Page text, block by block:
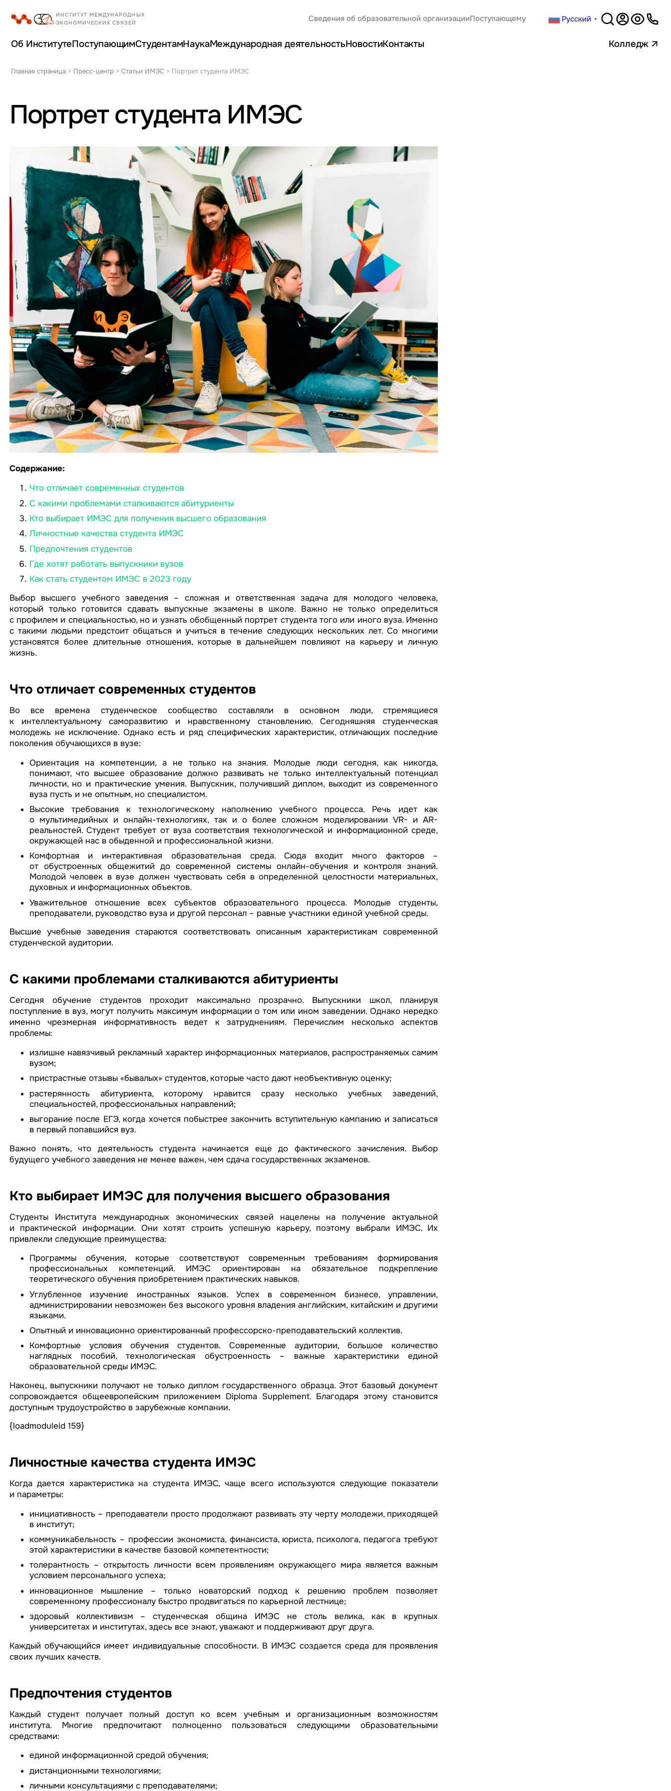
Сведения об образовательной организацииПоступающему Русский ▼
Версия
для
Об ИнститутеПоступающимСтудентамНаукаМеждународная деятельностьНовостиКонтакты Колледж
Главная страница > Пресс-центр >Статьи ИМЭС > Портрет студента ИМЭС
Портрет студента ИМЭС
Содержание:
Что отличает современных студентов
С какими проблемами сталкиваются абитуриенты
Кто выбирает ИМЭС для получения высшего образования
Личностные качества студента ИМЭС
Предпочтения студентов
Где хотят работать выпускники вузов
Как стать студентом ИМЭС в 2023 году
Выбор высшего учебного заведения – сложная и ответственная задача для молодого человека,
который только готовится сдавать выпускные экзамены в школе. Важно не только определиться
с профилем и специальностью, но и узнать обобщенный портрет студента того или иного вуза. Именно
с такими людьми предстоит общаться и учиться в течение следующих нескольких лет. Со многими
установятся более длительные отношения, которые в дальнейшем повлияют на карьеру и личную
жизнь.
Что отличает современных студентов
Во все времена студенческое сообщество составляли в основном люди, стремящиеся
к интеллектуальному саморазвитию и нравственному становлению. Сегодняшняя студенческая
молодежь не исключение. Однако есть и ряд специфических характеристик, отличающих последние
поколения обучающихся в вузе:
Ориентация на компетенции, а не только на знания. Молодые люди сегодня, как никогда,
понимают, что высшее образование должно развивать не только интеллектуальный потенциал
личности, но и практические умения. Выпускник, получивший диплом, выходит из современного
вуза пусть и не опытным, но специалистом.
Высокие требования к технологическому наполнению учебного процесса. Речь идет как
о мультимедийных и онлайн-технологиях, так и о более сложном моделировании VR- и AR-
реальностей. Студент требует от вуза соответствия технологической и информационной среде,
окружающей нас в обыденной и профессиональной жизни.
Комфортная и интерактивная образовательная среда. Сюда входит много факторов –
от обустроенных общежитий до современной системы онлайн-обучения и контроля знаний.
Молодой человек в вузе должен чувствовать себя в определенной целостности материальных,
духовных и информационных объектов.
Уважительное отношение всех субъектов образовательного процесса. Молодые студенты,
преподаватели, руководство вуза и другой персонал – равные участники единой учебной среды.
Высшие учебные заведения стараются соответствовать описанным характеристикам современной
студенческой аудитории.
С какими проблемами сталкиваются абитуриенты
Сегодня обучение студентов проходит максимально прозрачно. Выпускники школ, планируя
поступление в вуз, могут получить максимум информации о том или ином заведении. Однако нередко
именно чрезмерная информативность ведет к затруднениям. Перечислим несколько аспектов
проблемы:
излишне навязчивый рекламный характер информационных материалов, распространяемых самим
вузом;
пристрастные отзывы «бывалых» студентов, которые часто дают необъективную оценку;
растерянность абитуриента, которому нравится сразу несколько учебных заведений,
специальностей, профессиональных направлений;
выгорание после ЕГЭ, когда хочется побыстрее закончить вступительную кампанию и записаться
в первый попавшийся вуз.
Важно понять, что деятельность студента начинается еще до фактического зачисления. Выбор
будущего учебного заведения не менее важен, чем сдача государственных экзаменов.
Кто выбирает ИМЭС для получения высшего образования
Студенты Института международных экономических связей нацелены на получение актуальной
и практической информации. Они хотят строить успешную карьеру, поэтому выбрали ИМЭС. Их
привлекли следующие преимущества:
Программы обучения, которые соответствуют современным требованиям формирования
профессиональных компетенций. ИМЭС ориентирован на обязательное подкрепление
теоретического обучения приобретением практических навыков.
Углубленное изучение иностранных языков. Успех в современном бизнесе, управлении,
администрировании невозможен без высокого уровня владения английским, китайским и другими
языками.
Опытный и инновационно ориентированный профессорско-преподавательский коллектив.
Комфортные условия обучения студентов. Современные аудитории, большое количество
наглядных пособий, технологическая обустроенность – важные характеристики единой
образовательной среды ИМЭС.
Наконец, выпускники получают не только диплом государственного образца. Этот базовый документ
сопровождается общеевропейским приложением Diploma Supplement. Благодаря этому становится
доступным трудоустройство в зарубежные компании.
{loadmoduleid 159}
Личностные качества студента ИМЭС
Когда дается характеристика на студента ИМЭС, чаще всего используются следующие показатели
и параметры:
инициативность – преподаватели просто продолжают развивать эту черту молодежи, приходящей
в институт;
коммуникабельность – профессии экономиста, финансиста, юриста, психолога, педагога требуют
этой характеристики в качестве базовой компетентности;
толерантность – открытость личности всем проявлениям окружающего мира является важным
условием персонального успеха;
инновационное мышление – только новаторский подход к решению проблем позволяет
современному профессионалу быстро продвигаться по карьерной лестнице;
здоровый коллективизм – студенческая община ИМЭС не столь велика, как в крупных
университетах и институтах, здесь все знают, уважают и поддерживают друг друга.
Каждый обучающийся имеет индивидуальные способности. В ИМЭС создается среда для проявления
своих лучших качеств.
Предпочтения студентов
Каждый студент получает полный доступ ко всем учебным и организационным возможностям
института. Многие предпочитают полноценно пользоваться следующими образовательными
средствами:
единой информационной средой обучения;
дистанционными технологиями;
личными консультациями с преподавателями;